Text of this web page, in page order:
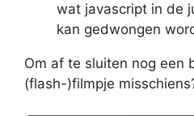
wat javascript in de
kan gedwongen
Om af te sluiten nog een
(flash-)filmpje